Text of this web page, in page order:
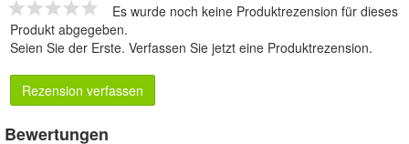
Es wurde noch keine Produktrezension für dieses
Produkt abgegeben.
Seien Sie der Erste. Verfassen Sie jetzt eine Produktrezension.
Rezension verfassen
Bewertungen